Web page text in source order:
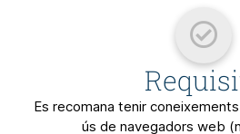
Es recomana tenir
ús de navegadors web